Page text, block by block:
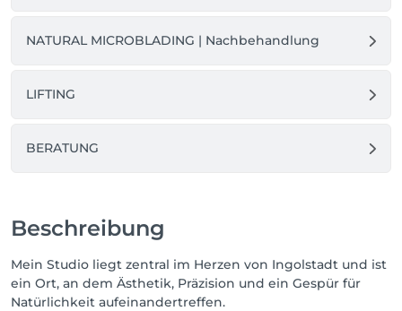
berechnen.
für dich frei. Um deinen Termin verbindlich zu
verrechne ich am Tag der Behandlung natürlich
Qualitätsgründen führe ich kein Microblading
während der Schwangerschaft und Stillzeit sowie
Wenn du dir unsicher bist, kannst du mir gerne
vorab ein Foto deiner Haut schicken.
NATURAL MICROBLADING | Nachbehandlung
LIFTING
BERATUNG
Beschreibung
Mein Studio liegt zentral im Herzen von Ingolstadt und ist
ein Ort, an dem Ästhetik, Präzision und ein Gespür für
Natürlichkeit aufeinandertreffen.